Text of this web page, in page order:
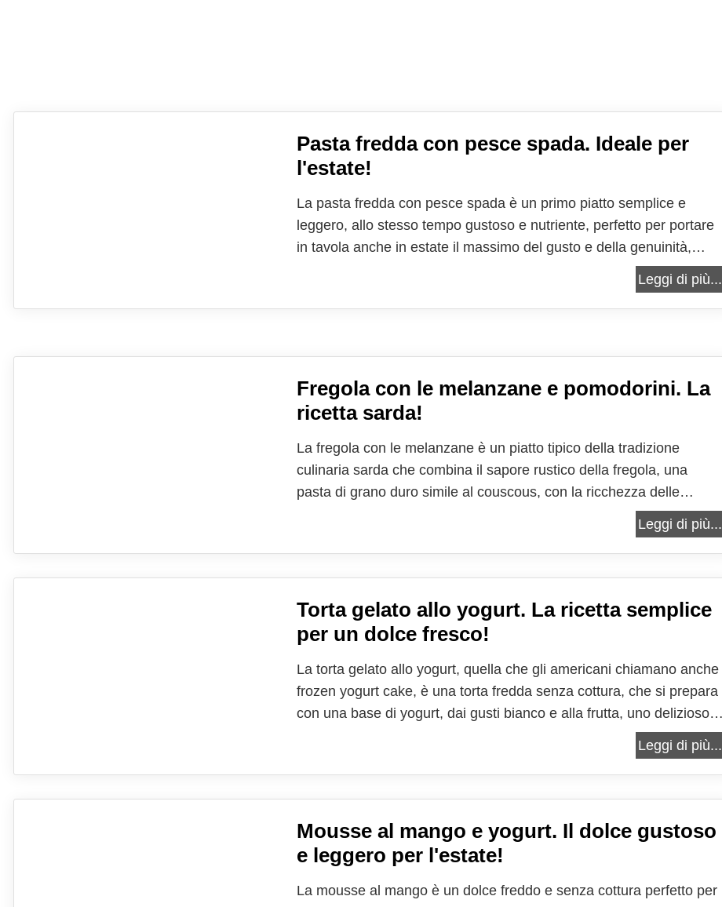
Pasta fredda con pesce spada. Ideale per
l'estate!
La pasta fredda con pesce spada è un primo piatto semplice e
leggero, allo stesso tempo gustoso e nutriente, perfetto per portare
in tavola anche in estate il massimo del gusto e della genuinità,
senza appesantire. Questa pasta fredda, variante con pesce, che la
Leggi di più...
Fregola con le melanzane e pomodorini. La
ricetta sarda!
La fregola con le melanzane è un piatto tipico della tradizione
culinaria sarda che combina il sapore rustico della fregola, una
pasta di grano duro simile al couscous, con la ricchezza delle
melanzane, un ortaggio versatile e gustoso. Questa ricetta celebra
l'uso di ingredienti semplici e genuini, trasformandoli in...
Leggi di più...
Torta gelato allo yogurt. La ricetta semplice
per un dolce fresco!
La torta gelato allo yogurt, quella che gli americani chiamano anche
frozen yogurt cake, è una torta fredda senza cottura, che si prepara
con una base di yogurt, dai gusti bianco e alla frutta, uno delizioso
strato di marmellata che separa i due gusti e una cascata di frutti di
Leggi di più...
Mousse al mango e yogurt. Il dolce gustoso
e leggero per l'estate!
La mousse al mango è un dolce freddo e senza cottura perfetto per